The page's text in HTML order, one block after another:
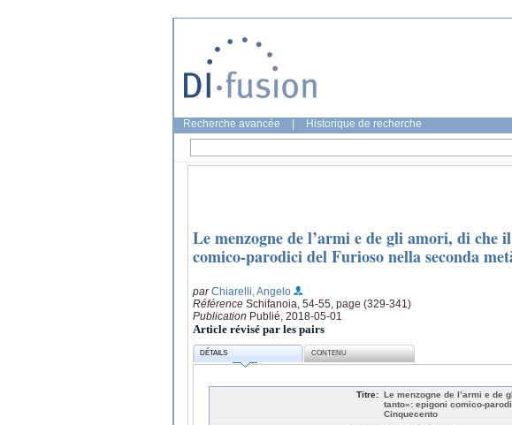
Recherche avancée Historique de recherche
Le menzogne de l’armi e de gli amori, di
comico-parodici del Furioso nella seconda
parChiarelli, Angelo
Référence Schifanoia, 54-55, page (329-341)
Publication Publié, 2018-05-01
Article révisé par les pairs
DÉTAILS CONTENU
Titre: Le menzogne de l’armi e de
tanto»: epigoni comico-
Cinquecento